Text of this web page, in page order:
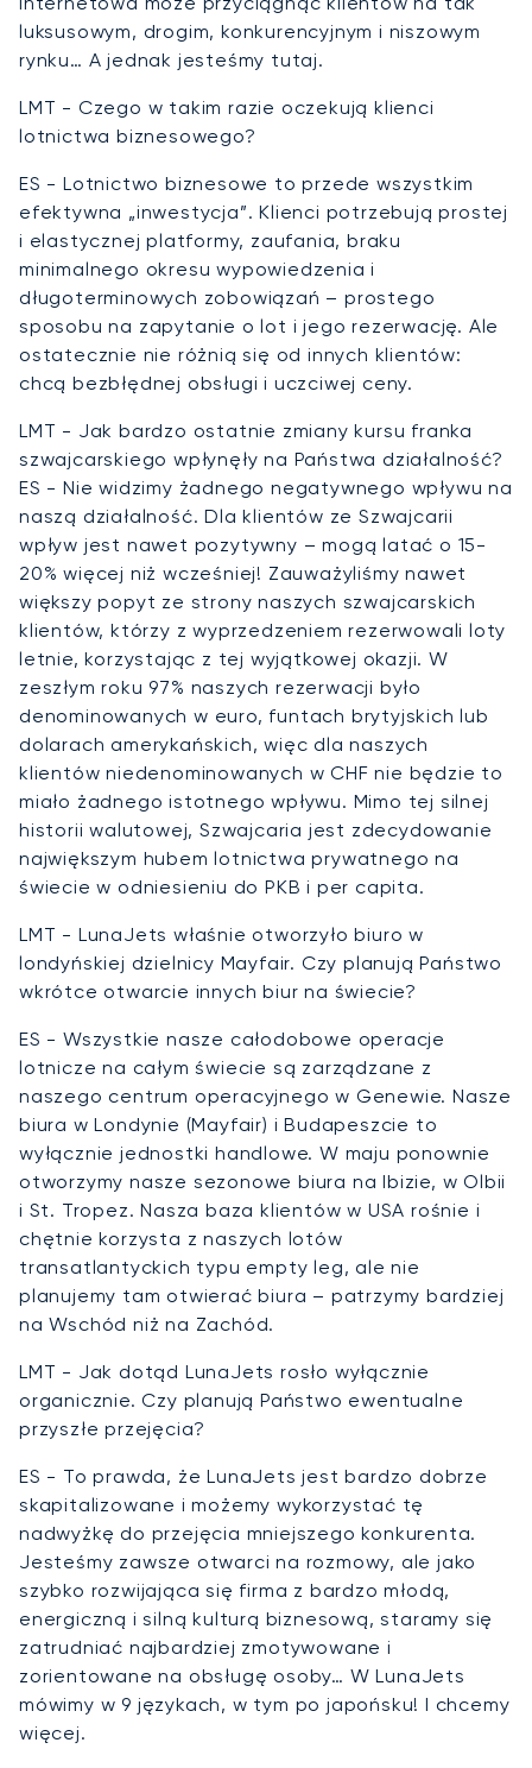
luksusowym, drogim, konkurencyjnym i niszowym
rynku… A jednak jesteśmy tutaj.
LMT - Czego w takim razie oczekują klienci
lotnictwa biznesowego?
ES - Lotnictwo biznesowe to przede wszystkim
efektywna „inwestycja”. Klienci potrzebują prostej
i elastycznej platformy, zaufania, braku
minimalnego okresu wypowiedzenia i
długoterminowych zobowiązań – prostego
sposobu na zapytanie o lot i jego rezerwację. Ale
ostatecznie nie różnią się od innych klientów:
chcą bezbłędnej obsługi i uczciwej ceny.
LMT - Jak bardzo ostatnie zmiany kursu franka
szwajcarskiego wpłynęły na Państwa działalność?
ES - Nie widzimy żadnego negatywnego wpływu na
naszą działalność. Dla klientów ze Szwajcarii
wpływ jest nawet pozytywny – mogą latać o 15-
20% więcej niż wcześniej! Zauważyliśmy nawet
większy popyt ze strony naszych szwajcarskich
klientów, którzy z wyprzedzeniem rezerwowali loty
letnie, korzystając z tej wyjątkowej okazji. W
zeszłym roku 97% naszych rezerwacji było
denominowanych w euro, funtach brytyjskich lub
dolarach amerykańskich, więc dla naszych
klientów niedenominowanych w CHF nie będzie to
miało żadnego istotnego wpływu. Mimo tej silnej
historii walutowej, Szwajcaria jest zdecydowanie
największym hubem lotnictwa prywatnego na
świecie w odniesieniu do PKB i per capita.
LMT - LunaJets właśnie otworzyło biuro w
londyńskiej dzielnicy Mayfair. Czy planują Państwo
wkrótce otwarcie innych biur na świecie?
ES - Wszystkie nasze całodobowe operacje
lotnicze na całym świecie są zarządzane z
naszego centrum operacyjnego w Genewie. Nasze
biura w Londynie (Mayfair) i Budapeszcie to
wyłącznie jednostki handlowe. W maju ponownie
otworzymy nasze sezonowe biura na Ibizie, w Olbii
i St. Tropez. Nasza baza klientów w USA rośnie i
chętnie korzysta z naszych lotów
transatlantyckich typu empty leg, ale nie
planujemy tam otwierać biura – patrzymy bardziej
na Wschód niż na Zachód.
LMT - Jak dotąd LunaJets rosło wyłącznie
organicznie. Czy planują Państwo ewentualne
przyszłe przejęcia?
ES - To prawda, że LunaJets jest bardzo dobrze
skapitalizowane i możemy wykorzystać tę
nadwyżkę do przejęcia mniejszego konkurenta.
Jesteśmy zawsze otwarci na rozmowy, ale jako
szybko rozwijająca się firma z bardzo młodą,
energiczną i silną kulturą biznesową, staramy się
zatrudniać najbardziej zmotywowane i
zorientowane na obsługę osoby… W LunaJets
mówimy w 9 językach, w tym po japońsku! I chcemy
więcej.